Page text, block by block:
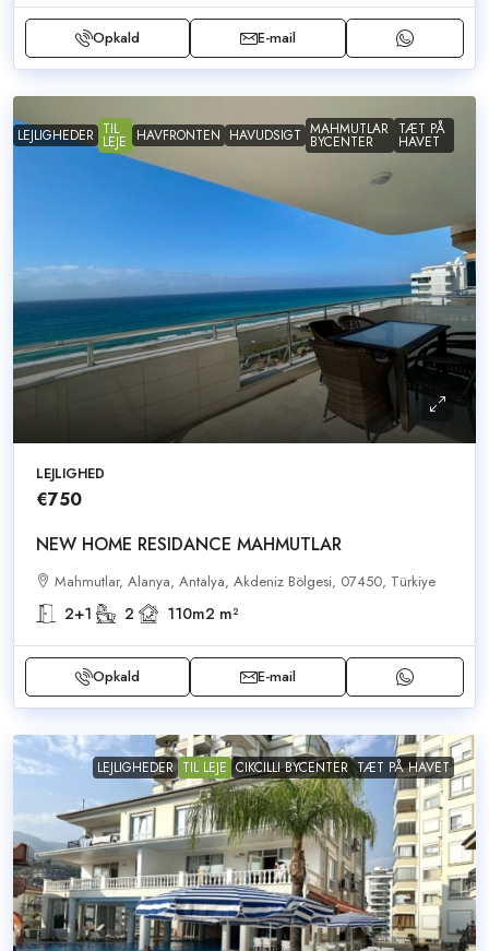
Opkald E-mail
LEJLIGHEDER TIL
LEJE HAVFRONTEN HAVUDSIGT MAHMUTLAR
BYCENTER
TÆT PÅ
HAVET
LEJLIGHED
€750
NEW HOME RESIDANCE MAHMUTLAR
Mahmutlar, Alanya, Antalya, Akdeniz Bölgesi, 07450, Türkiye
2+1 2 110m2 m²
Opkald E-mail
LEJLIGHEDER TIL LEJE CIKCILLI BYCENTER TÆT PÅ HAVET